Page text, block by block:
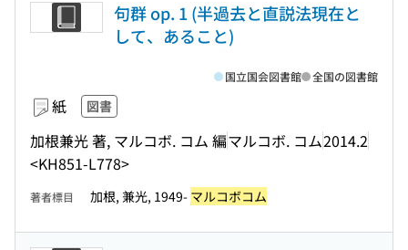
句群 op. 1 (半過去と直説法現在と
して、あること)
紙 図書
加根兼光 著, マルコボ. コム 編マルコボ. コム2014.2
<KH851-L778>
国立国会図書館 全国の図書館
著者標目 加根, 兼光, 1949- マルコボコム